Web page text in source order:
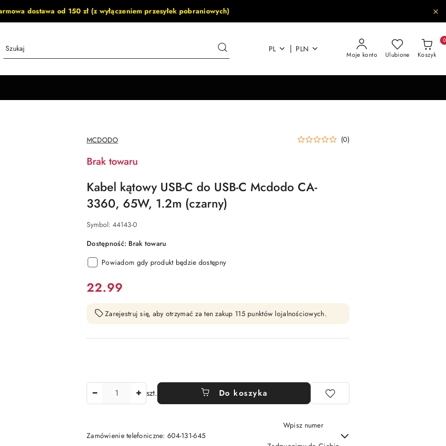
dostawa od 150 zł (z wyłączeniem przesyłek pobraniowych)
PL | PLN
Moje konto Ulubione Koszyk
0
NAZWA
PRODUCENTA:
MCDODO (0)
Brak towaru
Kabel kątowy USB-C do USB-C Mcdodo CA-
3360, 65W, 1.2m (czarny)
Symbol: 44143-0
Dostępność: Brak towaru
Powiadom gdy produkt będzie dostępny
cena:
22.99
Zarejestruj się, aby otrzymać za ten zakup 115 punktów lojalnościowych.
szt. Do koszyka
Zamówienie telefoniczne: 604-131-645
Wpisz numer